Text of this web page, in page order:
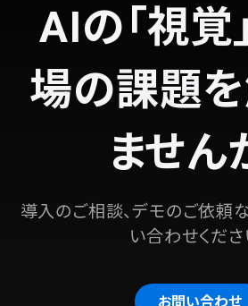
AIの「視覚
場の課題
ません
導入のご相談、デモのご依頼
い合わせくださ
お問い合わせ